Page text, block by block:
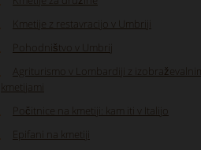
Kmetije z restavracijo v Umbriji
Pohodništvo v Umbrij
Agriturismo v Lombardiji z izobraževalnimi
kmetijami
Počitnice na kmetiji: kam iti v Italijo
Epifani na kmetiji